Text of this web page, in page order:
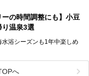
園内に温泉がありません。
る予定のある方は、香川の
！
ーの時間調整にも】小豆
り温泉3選
浴シーズンも1年中楽しめ
西と東・南と北ではまっ
へ